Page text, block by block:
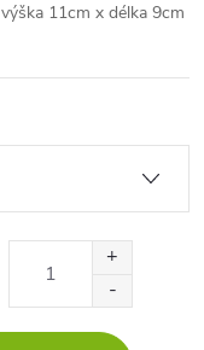
11cm x délka 9cm